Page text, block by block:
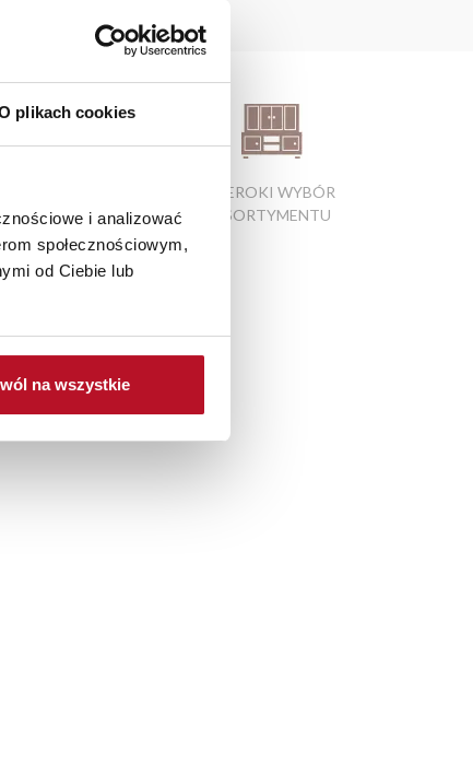
plikach cookies
i analizować
społecznościowym,
od Ciebie lub
na wszystkie
PRODUKTÓW
SZEROKI WYBÓR
ASORTYMENTU